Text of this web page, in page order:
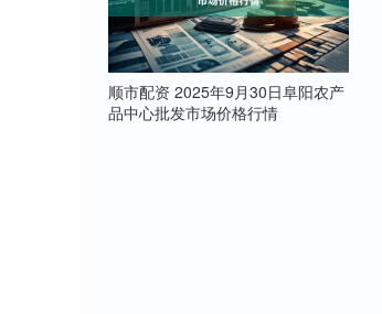
顺市配资 2025年9月30日阜阳农产
品中心批发市场价格行情